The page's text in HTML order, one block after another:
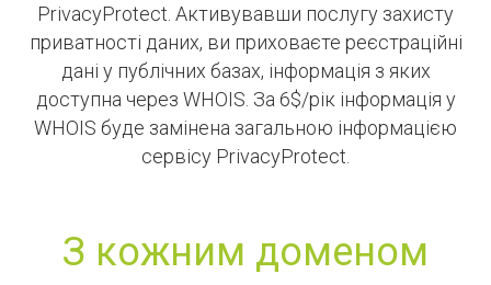
PrivacyProtect. Активувавши послугу захисту
приватності даних, ви приховаєте реєстраційні
дані у публічних базах, інформація з яких
доступна через WHOIS. За 6$/рік інформація у
WHOIS буде замінена загальною інформацією
сервісу PrivacyProtect.
З кожним доменом